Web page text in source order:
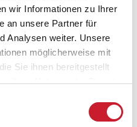
wir Informationen zu Ihrer
an unsere Partner für
Analysen weiter. Unsere
möglicherweise mit
Sie ihnen bereitgestellt
Ihrer Nutzung der Dienste